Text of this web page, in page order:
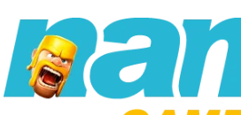
content